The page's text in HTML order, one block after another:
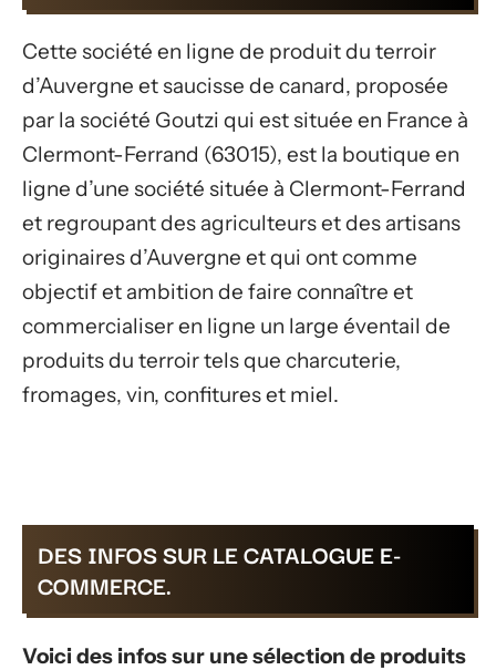
Cette société en ligne de produit du terroir
d’Auvergne et saucisse de canard, proposée
par la société Goutzi qui est située en France à
Clermont-Ferrand (63015), est la boutique en
ligne d’une société située à Clermont-Ferrand
et regroupant des agriculteurs et des artisans
originaires d’Auvergne et qui ont comme
objectif et ambition de faire connaître et
commercialiser en ligne un large éventail de
produits du terroir tels que charcuterie,
fromages, vin, confitures et miel.
DES INFOS SUR LE CATALOGUE E-
COMMERCE.
Voici des infos sur une sélection de produits